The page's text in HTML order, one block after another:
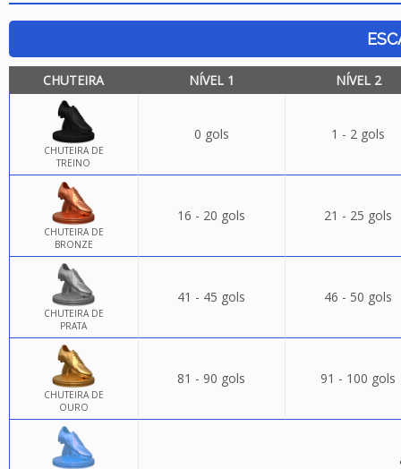
CHUTEIRA NÍVEL 1 NÍVEL 2
CHUTEIRA DE
TREINO
0 gols 1 - 2 gols
CHUTEIRA DE
BRONZE
16 - 20 gols 21 - 25 gols
CHUTEIRA DE
PRATA
41 - 45 gols 46 - 50 gols
CHUTEIRA DE
OURO
81 - 90 gols 91 - 100 gols